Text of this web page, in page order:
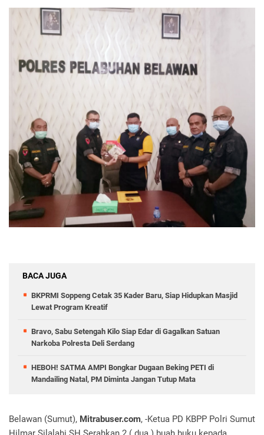
BACA JUGA
BKPRMI Soppeng Cetak 35 Kader Baru, Siap Hidupkan Masjid
Lewat Program Kreatif
Bravo, Sabu Setengah Kilo Siap Edar di Gagalkan Satuan
Narkoba Polresta Deli Serdang
HEBOH! SATMA AMPI Bongkar Dugaan Beking PETI di
Mandailing Natal, PM Diminta Jangan Tutup Mata
Belawan (Sumut), Mitrabuser.com, -Ketua PD KBPP Polri Sumut